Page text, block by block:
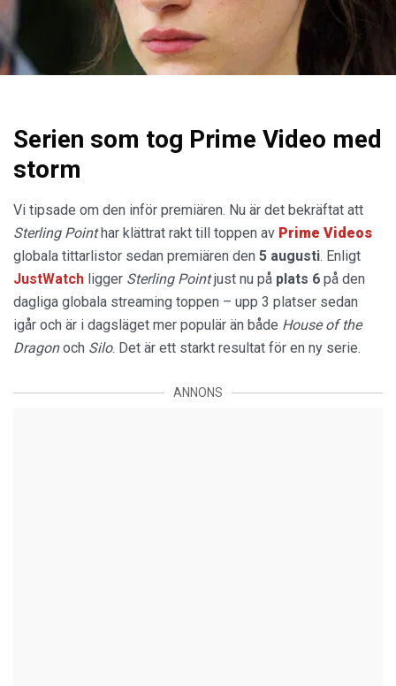
Serien som tog Prime Video med
storm
Vi tipsade om den inför premiären. Nu är det bekräftat att
Sterling Pointhar klättrat rakt till toppen av Prime Videos
globala tittarlistor sedan premiären den 5 augusti. Enligt
JustWatch ligger Sterling Pointjust nu på plats 6 på den
dagliga globala streaming toppen – upp 3 platser sedan
igår och är i dagsläget mer populär än både House of the
Dragonoch Silo. Det är ett starkt resultat för en ny serie.
ANNONS